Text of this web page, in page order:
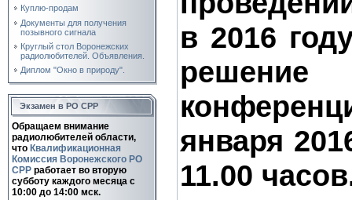
Куплю-продам
Документы для получения
позывного сигнала
Круглый стол Воронежских
радиолюбителей. Объявления.
Диплом "Окно в природу".
Экзамен в РО СРР
Обращаем внимание
радиолюбителей области,
что Квалификационная
Комиссия Воронежского РО
СРР работает во вторую
субботу каждого месяца c
10:00 до 14:00 мск.
в 2016
января
11.00